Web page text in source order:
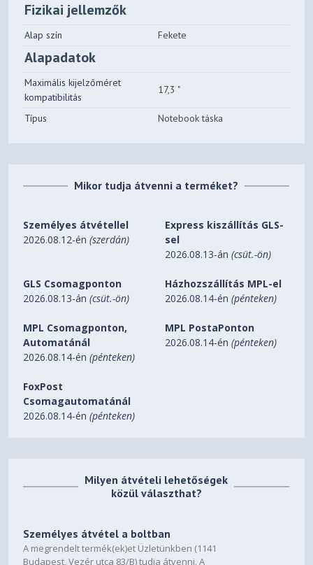
Fizikai jellemzők
Alap szín Fekete
Alapadatok
Maximális kijelzőméret
kompatibilitás
17,3 "
Típus Notebook táska
Mikor tudja átvenni a terméket?
Személyes átvétellel
2026.08.12-én(szerdán)
Express kiszállítás GLS-
sel
2026.08.13-án(csüt.-ön)
GLS Csomagponton
2026.08.13-án(csüt.-ön)
Házhozszállítás MPL-el
2026.08.14-én(pénteken)
MPL Csomagponton,
Automatánál
2026.08.14-én(pénteken)
MPL PostaPonton
2026.08.14-én(pénteken)
FoxPost
Csomagautomatánál
2026.08.14-én(pénteken)
Milyen átvételi lehetőségek
közül választhat?
Személyes átvétel a boltban
A megrendelt termék(ek)et Üzletünkben (1141
Budapest, Vezér utca 83/B) tudja átvenni. A